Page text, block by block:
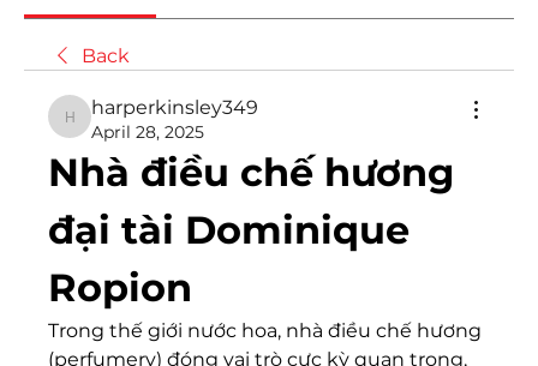
Back
harperkinsley349
harperkinsley349
April 28, 2025
Nhà điều chế hương
đại tài Dominique
Ropion
Trong thế giới nước hoa, nhà điều chế hương
(perfumery) đóng vai trò cực kỳ quan trọng,